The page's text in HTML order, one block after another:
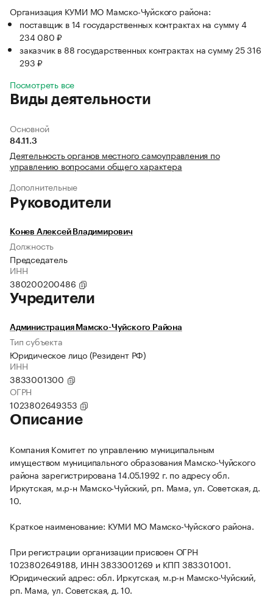
Организация КУМИ МО Мамско-Чуйского района:
поставщик в 14 государственных контрактах на сумму 4
234 080 ₽
заказчик в 88 государственных контрактах на сумму 25 316
293 ₽
Посмотреть все
Виды деятельности
Основной
84.11.3
Деятельность органов местного самоуправления по
управлению вопросами общего характера
Дополнительные
Руководители
Конев Алексей Владимирович
Должность
Председатель
ИНН
380200200486
Учредители
Администрация Мамско-Чуйского Района
Тип субъекта
Юридическое лицо (Резидент РФ)
ИНН
3833001300
ОГРН
1023802649353
Описание
Компания Комитет по управлению муниципальным
имуществом муниципального образования Мамско-Чуйского
района зарегистрирована 14.05.1992 г. по адресу обл.
Иркутская, м.р-н Мамско-Чуйский, рп. Мама, ул. Советская, д.
10.
Краткое наименование: КУМИ МО Мамско-Чуйского района.
При регистрации организации присвоен ОГРН
1023802649188, ИНН 3833001269 и КПП 383301001.
Юридический адрес: обл. Иркутская, м.р-н Мамско-Чуйский,
рп. Мама, ул. Советская, д. 10.